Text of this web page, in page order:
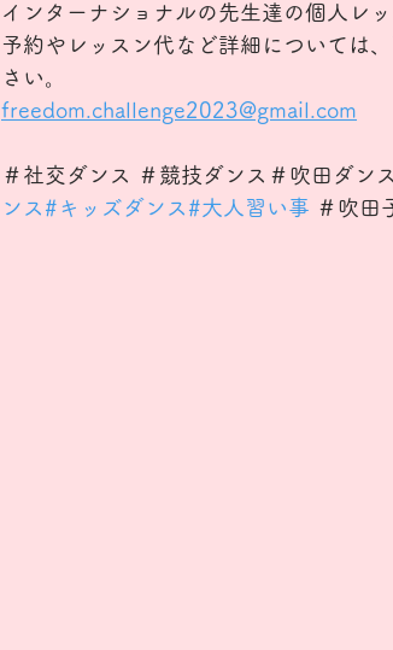
インターナショナルの先生達の個人レ
予約やレッスン代など詳細については
さい。
freedom.challenge2023@gmail.com
＃社交ダンス ＃競技ダンス ＃吹田ダン
ンス #キッズダンス #大人習い事 ＃吹田